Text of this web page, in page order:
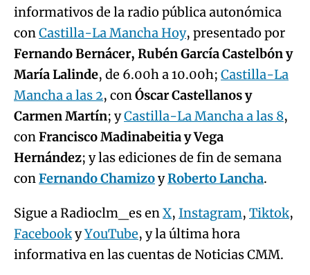
informativos de la radio pública autonómica
conCastilla-La Mancha Hoy, presentado por
Fernando Bernácer, Rubén García Castelbón y
María Lalinde, de 6.00h a 10.00h; Castilla-La
Mancha a las 2, conÓscar Castellanos y
Carmen Martín; yCastilla-La Mancha a las 8,
conFrancisco Madinabeitia y Vega
Hernández; y las ediciones de fin de semana
conFernando ChamizoyRoberto Lancha.
Sigue a Radioclm_es enX, Instagram, Tiktok,
FacebookyYouTube, y la última hora
informativa en las cuentas de Noticias CMM.